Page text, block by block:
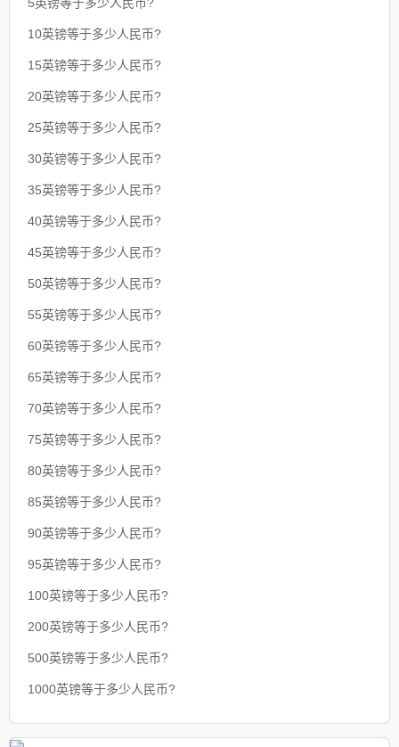
5英镑等于多少人民币?
10英镑等于多少人民币?
15英镑等于多少人民币?
20英镑等于多少人民币?
25英镑等于多少人民币?
30英镑等于多少人民币?
35英镑等于多少人民币?
40英镑等于多少人民币?
45英镑等于多少人民币?
50英镑等于多少人民币?
55英镑等于多少人民币?
60英镑等于多少人民币?
65英镑等于多少人民币?
70英镑等于多少人民币?
75英镑等于多少人民币?
80英镑等于多少人民币?
85英镑等于多少人民币?
90英镑等于多少人民币?
95英镑等于多少人民币?
100英镑等于多少人民币?
200英镑等于多少人民币?
500英镑等于多少人民币?
1000英镑等于多少人民币?